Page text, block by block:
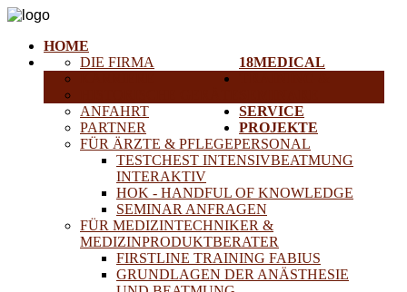
HOME
18MEDICAL
DIE FIRMA
ANFAHRT
PARTNER
FÜR ÄRZTE & PFLEGEPERSONAL
TESTCHEST INTENSIVBEATMUNG
INTERAKTIV
HOK - HANDFUL OF KNOWLEDGE
SEMINAR ANFRAGEN
FÜR MEDIZINTECHNIKER &
MEDIZINPRODUKTBERATER
FIRSTLINE TRAINING FABIUS
GRUNDLAGEN DER ANÄSTHESIE
SERVICE
PROJEKTE